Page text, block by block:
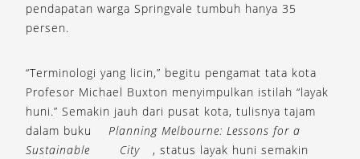
pendapatan warga Springvale tumbuh hanya 35
persen.
“Terminologi yang licin,” begitu pengamat tata kota
Profesor Michael Buxton menyimpulkan istilah “layak
huni.” Semakin jauh dari pusat kota, tulisnya tajam
dalam buku
Planning Melbourne: Lessons for a
Sustainable
City
, status layak huni semakin